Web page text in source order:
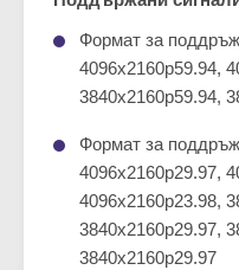
Формат за
4096x2160p59.94,
3840x2160p59.94,
Формат за
4096x2160p29.97,
4096x2160p23.98,
3840x2160p29.97,
3840x2160p29.97